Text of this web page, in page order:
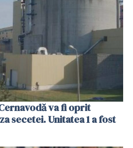
va fi oprit
secetei. Unitatea 1 a fost